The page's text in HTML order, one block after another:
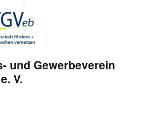
und Gewerbeverein
V.